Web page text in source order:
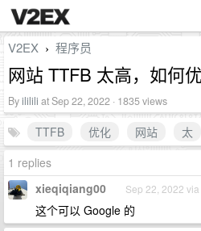
V2EX › 程序员
网站 TTFB 太高，如何优
Byililili at Sep 22, 2022 · 1835 views
TTFB 优化 网站
太
1 replies
xieqiqiang00 Sep 22, 2022
这个可以 Google 的